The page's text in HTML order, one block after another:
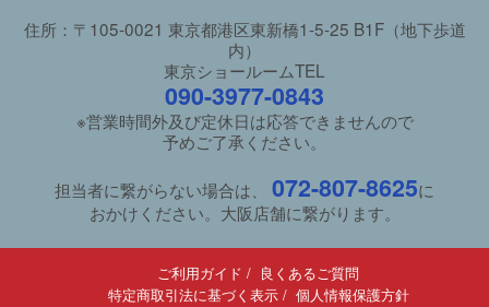
住所：〒105-0021 東京都港区東新橋1-5-25 B1F（地下歩道
内）
東京ショールームTEL
090-3977-0843
※営業時間外及び定休日は応答できませんので
予めご了承ください。
担当者に繋がらない場合は、 072-807-8625に
おかけください。大阪店舗に繋がります。
ご利用ガイド / 良くあるご質問
特定商取引法に基づく表示/ 個人情報保護方針